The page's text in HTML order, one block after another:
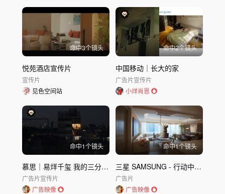
节日与活动
城市文旅 风光地理
建筑空间
工业基建
传统非遗 表演艺术
体育运动
教育科普
游戏电竞
其他
发布时间 不限 30天内 半年内
命中3个镜头
悦苑酒店宣传片
宣传片
见色空间站
命中2个镜头
中国移动｜长大的家
广告片宣传片
小烊肖恩
命中1个镜头
慕思｜易烊千玺 我的三分之一答案
广告片宣传片
广告映像
命中1个镜头
三星 SAMSUNG - 行动中的三星一体｜AI住宅
广告片
广告映像